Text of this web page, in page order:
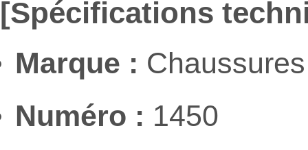
[Spécifications
Marque :
Numéro : 1450